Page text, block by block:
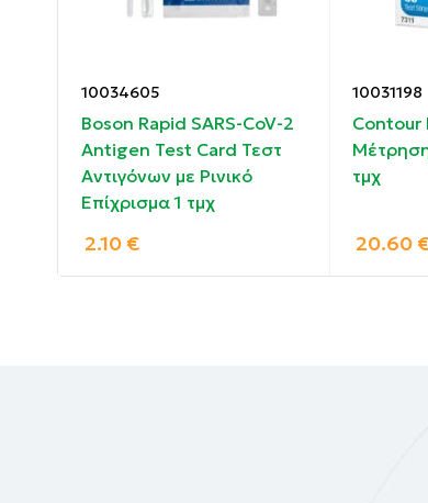
Εάν στο παράθυρο εμφανιστούν 2
Η εξέταση αντιγόνου Flu A/B
2 γραμμές εξέτασης επιτρέπουν την
Εάν στο παράθυρο εμφανιστεί μία
10034605
Boson Rapid SARS-CoV-2
Antigen Test Card Τεστ
Αντιγόνων με Ρινικό
Επίχρισμα 1 τμχ
2.10 €
10031198
Contour
τμχ
20.60